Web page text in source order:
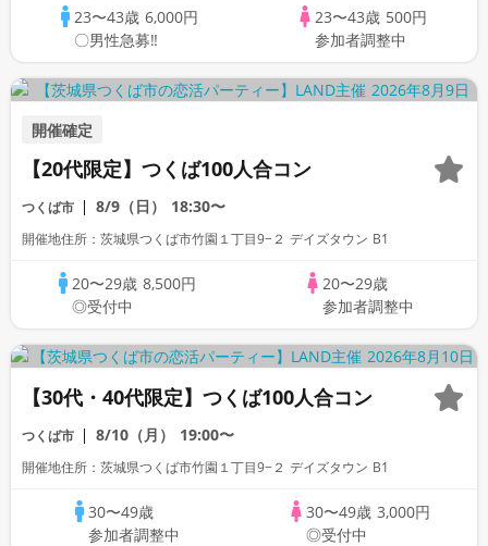
23〜43歳 6,000円
〇男性急募‼
23〜43歳 500円
参加者調整中
開催確定
【20代限定】つくば100人合コン
つくば市 8/9（日） 18:30〜
開催地住所：茨城県つくば市竹園１丁目9−２ デイズタウン B1
20〜29歳 8,500円
◎受付中
20〜29歳
参加者調整中
【30代・40代限定】つくば100人合コン
つくば市 8/10（月） 19:00〜
開催地住所：茨城県つくば市竹園１丁目9−２ デイズタウン B1
30〜49歳
参加者調整中
30〜49歳 3,000円
◎受付中